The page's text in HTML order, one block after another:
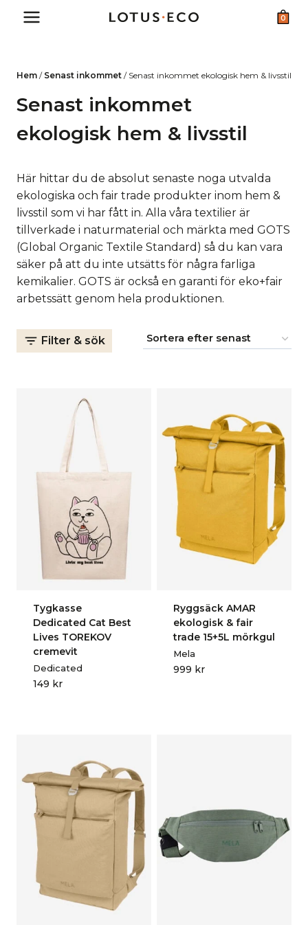
0
Hem / Senast inkommet / Senast inkommet ekologisk hem & livsstil
Senast inkommet
ekologisk hem & livsstil
Här hittar du de absolut senaste noga utvalda
ekologiska och fair trade produkter inom hem &
livsstil som vi har fått in. Alla våra textilier är
tillverkade i naturmaterial och märkta med GOTS
(Global Organic Textile Standard) så du kan vara
säker på att du inte utsätts för några farliga
kemikalier. GOTS är också en garanti för eko+fair
arbetssätt genom hela produktionen.
Filter & sök
Tygkasse
Dedicated Cat Best
Lives TOREKOV
cremevit
Dedicated
149 kr
Ryggsäck AMAR
ekologisk & fair
trade 15+5L mörkgul
Mela
999 kr